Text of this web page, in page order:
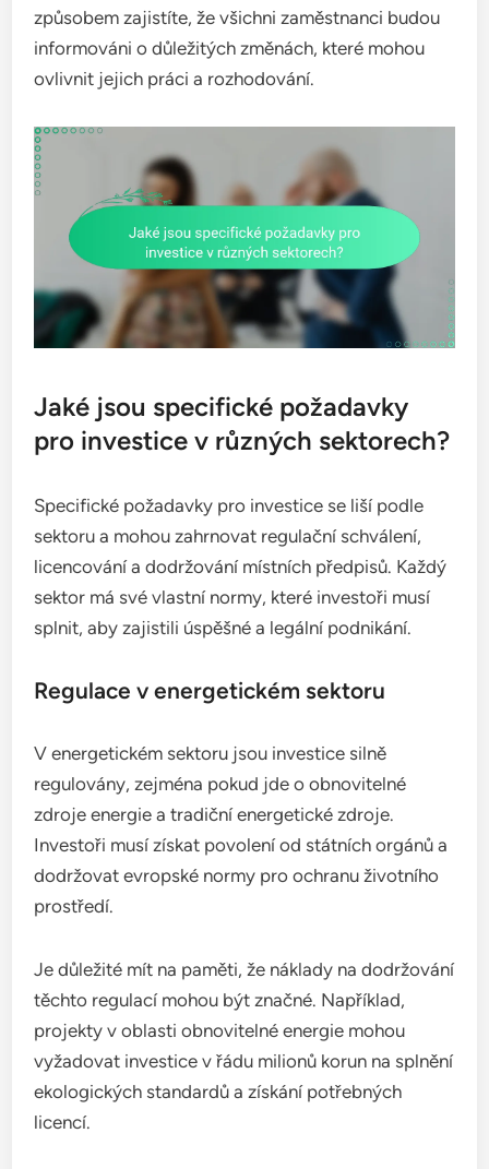
způsobem zajistíte, že všichni zaměstnanci budou
informováni o důležitých změnách, které mohou
ovlivnit jejich práci a rozhodování.
Jaké jsou specifické požadavky
pro investice v různých sektorech?
Specifické požadavky pro investice se liší podle
sektoru a mohou zahrnovat regulační schválení,
licencování a dodržování místních předpisů. Každý
sektor má své vlastní normy, které investoři musí
splnit, aby zajistili úspěšné a legální podnikání.
Regulace v energetickém sektoru
V energetickém sektoru jsou investice silně
regulovány, zejména pokud jde o obnovitelné
zdroje energie a tradiční energetické zdroje.
Investoři musí získat povolení od státních orgánů a
dodržovat evropské normy pro ochranu životního
prostředí.
Je důležité mít na paměti, že náklady na dodržování
těchto regulací mohou být značné. Například,
projekty v oblasti obnovitelné energie mohou
vyžadovat investice v řádu milionů korun na splnění
ekologických standardů a získání potřebných
licencí.